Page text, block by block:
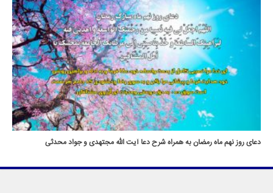
دعای روز نهم ماه رمضان به همراه شرح دعا آیت الله مجتهدی و جواد محدثی